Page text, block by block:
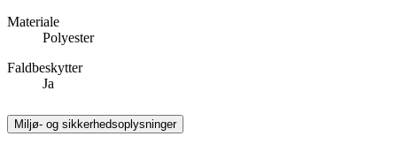
Materiale
Polyester
Faldbeskytter
Ja
Miljø- og sikkerhedsoplysninger